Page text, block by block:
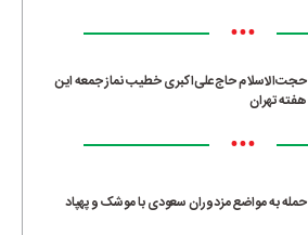
•••
حجت‌الاسلام حاج‌علی‌اکبری خطیب نماز جمعه این
هفته تهران
•••
حمله به مواضع مزدوران سعودی با موشک و پهپاد